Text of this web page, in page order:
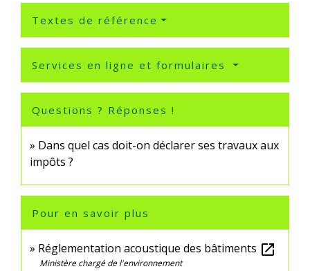
Textes de référence
Services en ligne et formulaires
Questions ? Réponses !
Dans quel cas doit-on déclarer ses travaux aux
impôts ?
Pour en savoir plus
Réglementation acoustique des bâtiments open_in_new
Ministère chargé de l'environnement